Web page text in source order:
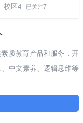
校区4 已关注7
质教育产品和服务，开
中文素养、逻辑思维等